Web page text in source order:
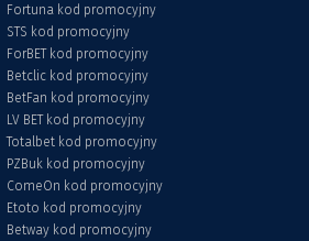
Fortuna kod promocyjny
STS kod promocyjny
ForBET kod promocyjny
Betclic kod promocyjny
BetFan kod promocyjny
LV BET kod promocyjny
Totalbet kod promocyjny
PZBuk kod promocyjny
ComeOn kod promocyjny
Etoto kod promocyjny
Betway kod promocyjny